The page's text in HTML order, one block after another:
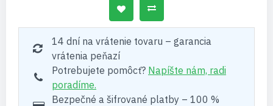
14 dní na vrátenie tovaru – garancia
vrátenia peňazí
Potrebujete pomôcť? Napíšte nám, radi
poradíme.
Bezpečné a šifrované platby – 100 %